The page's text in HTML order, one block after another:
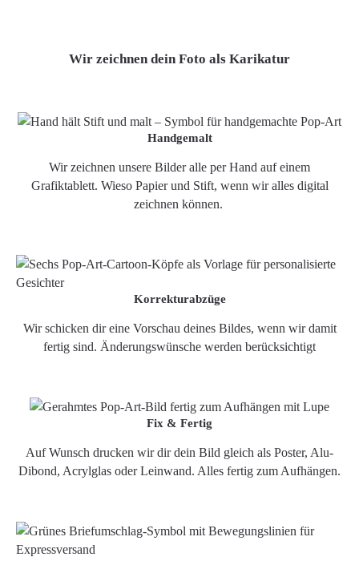
Wir zeichnen dein Foto als Karikatur
Handgemalt
Wir zeichnen unsere Bilder alle per Hand auf einem
Grafiktablett. Wieso Papier und Stift, wenn wir alles digital
zeichnen können.
Korrekturabzüge
Wir schicken dir eine Vorschau deines Bildes, wenn wir damit
fertig sind. Änderungswünsche werden berücksichtigt
Fix & Fertig
Auf Wunsch drucken wir dir dein Bild gleich als Poster, Alu-
Dibond, Acrylglas oder Leinwand. Alles fertig zum Aufhängen.